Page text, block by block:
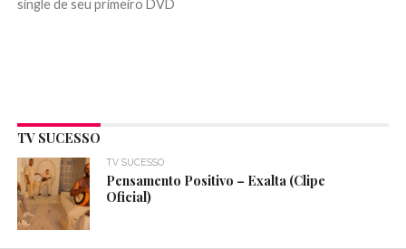
single de seu primeiro DVD
TV SUCESSO
TV SUCESSO
Pensamento Positivo – Exalta (Clipe
Oficial)